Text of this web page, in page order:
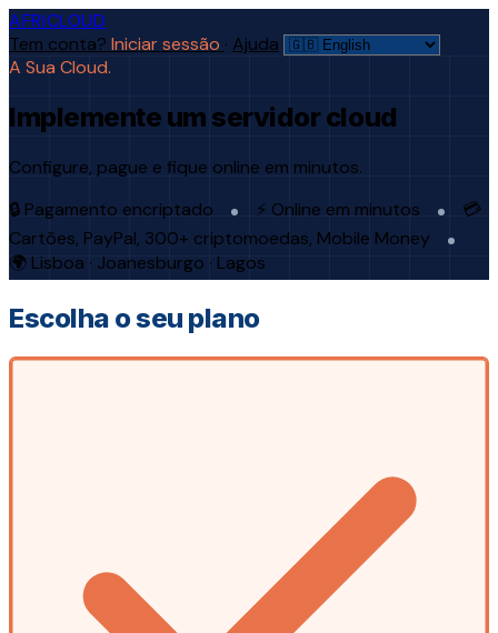
AFRICLOUD
Tem conta? Iniciar sessão · Ajuda
A Sua Cloud.
Implemente um servidor cloud
Configure, pague e fique online em minutos.
🔒 Pagamento encriptado
⚡ Online em minutos
💳
Cartões, PayPal, 300+ criptomoedas, Mobile Money
🌍 Lisboa · Joanesburgo · Lagos
Escolha o seu plano